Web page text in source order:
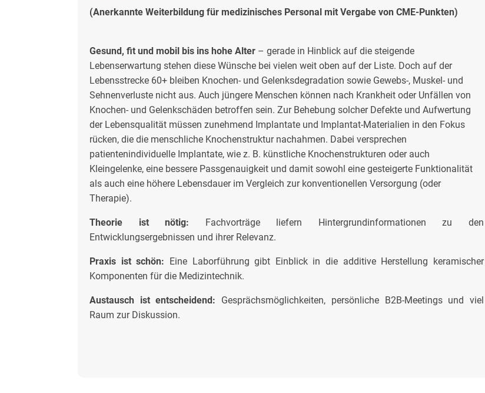
(Anerkannte Weiterbildung für medizinisches Personal mit Vergabe von CME-Punkten)
Gesund, fit und mobil bis ins hohe Alter – gerade in Hinblick auf die steigende
Lebenserwartung stehen diese Wünsche bei vielen weit oben auf der Liste. Doch auf der
Lebensstrecke 60+ bleiben Knochen- und Gelenksdegradation sowie Gewebs-, Muskel- und
Sehnenverluste nicht aus. Auch jüngere Menschen können nach Krankheit oder Unfällen von
Knochen- und Gelenkschäden betroffen sein. Zur Behebung solcher Defekte und Aufwertung
der Lebensqualität müssen zunehmend Implantate und Implantat-Materialien in den Fokus
rücken, die die menschliche Knochenstruktur nachahmen. Dabei versprechen
patientenindividuelle Implantate, wie z. B. künstliche Knochenstrukturen oder auch
Kleingelenke, eine bessere Passgenauigkeit und damit sowohl eine gesteigerte Funktionalität
als auch eine höhere Lebensdauer im Vergleich zur konventionellen Versorgung (oder
Therapie).
Theorie ist nötig: Fachvorträge liefern Hintergrundinformationen zu den
Entwicklungsergebnissen und ihrer Relevanz.
Praxis ist schön: Eine Laborführung gibt Einblick in die additive Herstellung keramischer
Komponenten für die Medizintechnik.
Austausch ist entscheidend: Gesprächsmöglichkeiten, persönliche B2B-Meetings und viel
Raum zur Diskussion.